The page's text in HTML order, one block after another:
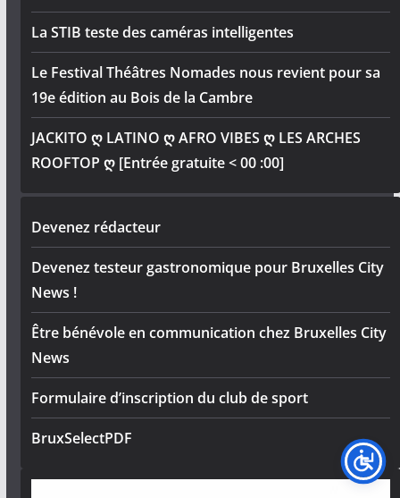
La STIB teste des caméras intelligentes
Le Festival Théâtres Nomades nous revient pour sa
19e édition au Bois de la Cambre
JACKITO ღ LATINO ღ AFRO VIBES ღ LES ARCHES
ROOFTOP ღ [Entrée gratuite < 00 :00]
Devenez rédacteur
Devenez testeur gastronomique pour Bruxelles City
News !
Être bénévole en communication chez Bruxelles City
News
Formulaire d’inscription du club de sport
BruxSelectPDF